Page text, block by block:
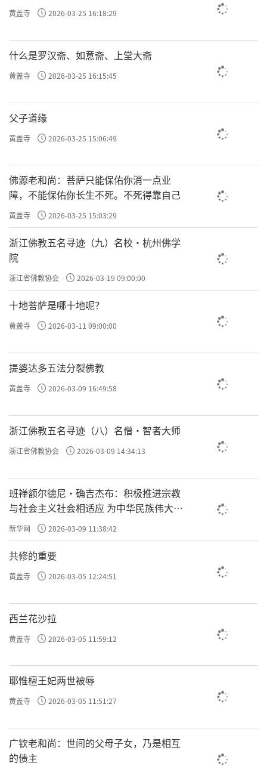
黄盖寺 2026-03-25 16:18:29
什么是罗汉斋、如意斋、上堂大斋
黄盖寺 2026-03-25 16:15:45
父子道缘
黄盖寺 2026-03-25 15:06:49
佛源老和尚：菩萨只能保佑你消一点业
障，不能保佑你长生不死。不死得靠自己
黄盖寺 2026-03-25 15:03:29
浙江佛教五名寻迹（九）名校·杭州佛学
院
浙江省佛教协会 2026-03-19 09:00:00
十地菩萨是哪十地呢？
黄盖寺 2026-03-11 09:00:00
提婆达多五法分裂佛教
黄盖寺 2026-03-09 16:49:58
浙江佛教五名寻迹（八）名僧·智者大师
浙江省佛教协会 2026-03-09 14:34:13
班禅额尔德尼·确吉杰布：积极推进宗教
与社会主义社会相适应 为中华民族伟大复
兴贡献力量
新华网 2026-03-09 11:38:42
共修的重要
黄盖寺 2026-03-05 12:24:51
西兰花沙拉
黄盖寺 2026-03-05 11:59:12
耶惟檀王妃两世被辱
黄盖寺 2026-03-05 11:51:27
广钦老和尚：世间的父母子女，乃是相互
的债主